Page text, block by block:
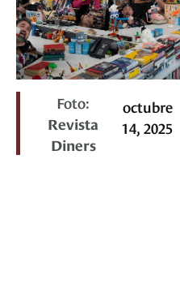
Foto:
Revista
Diners
octubre
14, 2025